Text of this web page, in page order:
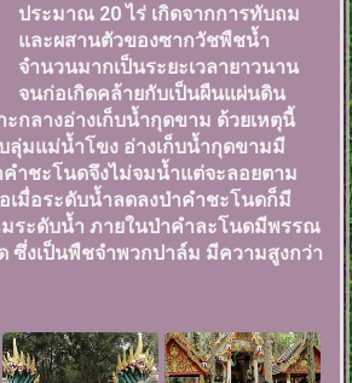
ประมาณ 20 ไร่ เกิดจากการทับถม
และผสานตัวของซากวัชพืชน้ำ
จำนวนมากเป็นระยะเวลายาวนาน
จนก่อเกิดคล้ายกับเป็นผืนแผ่นดิน
ะกลางอ่างเก็บน้ำกุดขาม ด้วยเหตุนี้
ลุ่มแม่น้ำโขง อ่างเก็บน้ำกุดขามมี
ำชะโนดจึงไม่จมน้ำแต่จะลอยตาม
เมื่อระดับน้ำลดลงป่าคำชะโนดก็มี
ระดับน้ำ ภายในป่าคำละโนดมีพรรณ
ซึ่งเป็นพืชจำพวกปาล์ม มีความสูงกว่า